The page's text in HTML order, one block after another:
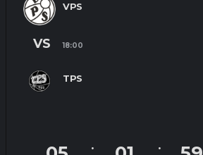
VPS
TPS
VS 18:00